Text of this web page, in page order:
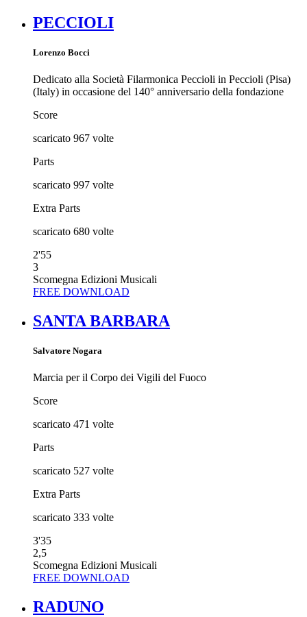
PECCIOLI
Lorenzo Bocci
Dedicato alla Società Filarmonica Peccioli in Peccioli (Pisa)
(Italy) in occasione del 140° anniversario della fondazione
Score
scaricato 967 volte
Parts
scaricato 997 volte
Extra Parts
scaricato 680 volte
2'55
3
Scomegna Edizioni Musicali
FREE DOWNLOAD
SANTA BARBARA
Salvatore Nogara
Marcia per il Corpo dei Vigili del Fuoco
Score
scaricato 471 volte
Parts
scaricato 527 volte
Extra Parts
scaricato 333 volte
3'35
2,5
Scomegna Edizioni Musicali
FREE DOWNLOAD
RADUNO